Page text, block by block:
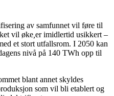
av samfunnet vil føre til
vil øke er imidlertid usikkert –
et stort utfallsrom. I 2050 kan
nivå på 140 TWh opp til
blant annet skyldes
som vil bli etablert og